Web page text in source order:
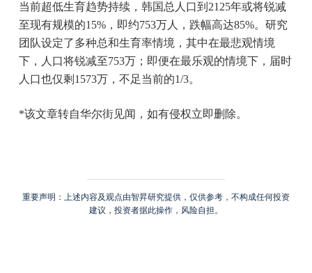
当前超低生育趋势持续，韩国总人口到2125年或将锐减
至现有规模的15%，即约753万人，跌幅高达85%。研究
团队设定了多种总和生育率情境，其中在最悲观情境
下，人口将锐减至753万；即便在最乐观的情境下，届时
人口也仅剩1573万，不足当前的1/3。
*该文章转自华尔街见闻，如有侵权立即删除。
重要声明：上述内容及观点由智昇研究提供，仅供参考，不构成任何投资
建议，投资者据此操作，风险自担。